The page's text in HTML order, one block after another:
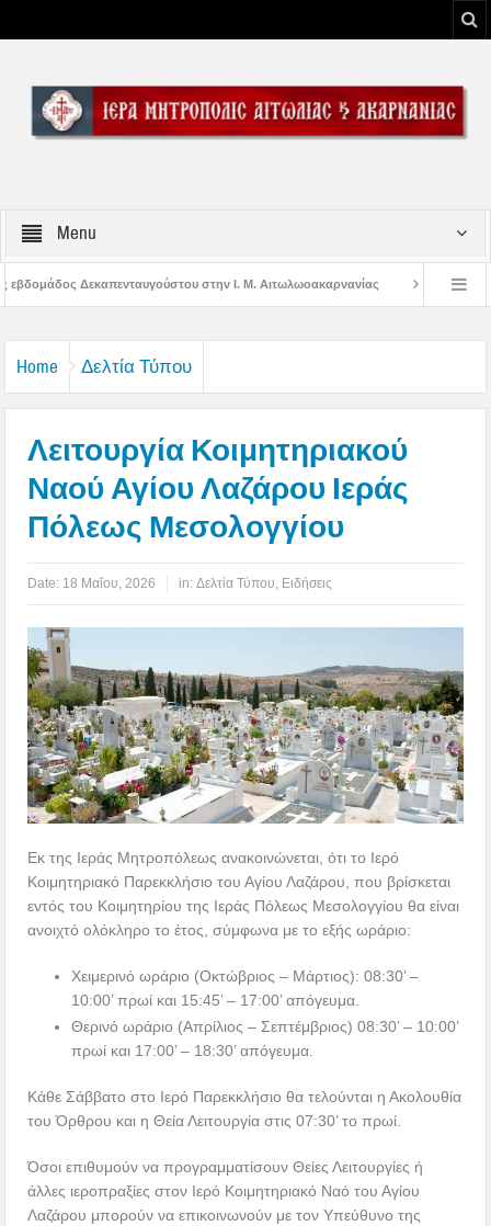
Menu
στην Ι. Μ. Αιτωλωοακαρνανίας Μήνυμα Σεβασμιωτάτου Μητροπολίτου
Home Δελτία Τύπου
Λειτουργία Κοιμητηριακού
Ναού Αγίου Λαζάρου Ιεράς
Πόλεως Μεσολογγίου
Date: 18 Μαΐου, 2026 in:Δελτία Τύπου Ειδήσεις
Εκ της Ιεράς Μητροπόλεως ανακοινώνεται, ότι το Ιερό
Κοιμητηριακό Παρεκκλήσιο του Αγίου Λαζάρου, που βρίσκεται
εντός του Κοιμητηρίου της Ιεράς Πόλεως Μεσολογγίου θα είναι
ανοιχτό ολόκληρο το έτος, σύμφωνα με το εξής ωράριο:
Χειμερινό ωράριο (Οκτώβριος – Μάρτιος): 08:30’ –
10:00’ πρωί και 15:45’ – 17:00’ απόγευμα.
Θερινό ωράριο (Απρίλιος – Σεπτέμβριος) 08:30’ – 10:00’
πρωί και 17:00’ – 18:30’ απόγευμα.
Κάθε Σάββατο στο Ιερό Παρεκκλήσιο θα τελούνται η Ακολουθία
του Όρθρου και η Θεία Λειτουργία στις 07:30’ το πρωί.
Όσοι επιθυμούν να προγραμματίσουν Θείες Λειτουργίες ή
άλλες ιεροπραξίες στον Ιερό Κοιμητηριακό Ναό του Αγίου
Λαζάρου μπορούν να επικοινωνούν με τον Υπεύθυνο της